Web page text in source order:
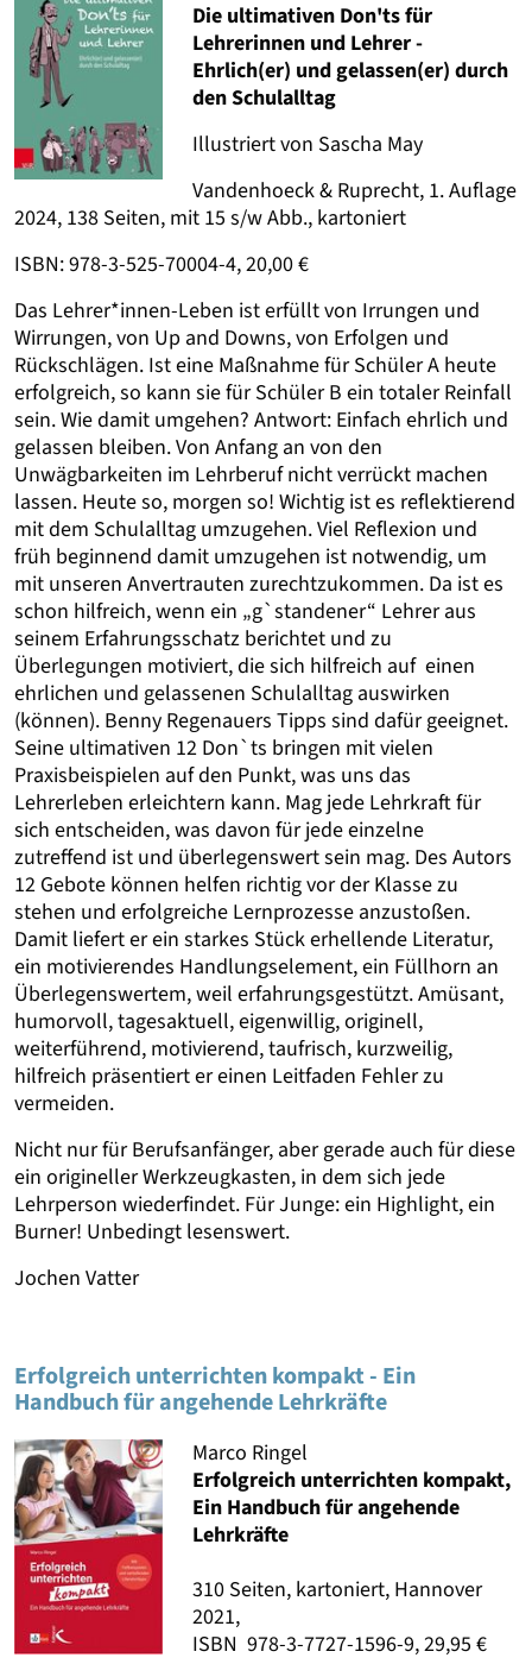
Die ultimativen Don'ts für
Lehrerinnen und Lehrer -
Ehrlich(er) und gelassen(er) durch
den Schulalltag
Illustriert von Sascha May
Vandenhoeck & Ruprecht, 1. Auflage
2024, 138 Seiten, mit 15 s/w Abb., kartoniert
ISBN: 978-3-525-70004-4, 20,00 €
Das Lehrer*innen-Leben ist erfüllt von Irrungen und
Wirrungen, von Up and Downs, von Erfolgen und
Rückschlägen. Ist eine Maßnahme für Schüler A heute
erfolgreich, so kann sie für Schüler B ein totaler Reinfall
sein. Wie damit umgehen? Antwort: Einfach ehrlich und
gelassen bleiben. Von Anfang an von den
Unwägbarkeiten im Lehrberuf nicht verrückt machen
lassen. Heute so, morgen so! Wichtig ist es reflektierend
mit dem Schulalltag umzugehen. Viel Reflexion und
früh beginnend damit umzugehen ist notwendig, um
mit unseren Anvertrauten zurechtzukommen. Da ist es
schon hilfreich, wenn ein „g`standener“ Lehrer aus
seinem Erfahrungsschatz berichtet und zu
Überlegungen motiviert, die sich hilfreich auf einen
ehrlichen und gelassenen Schulalltag auswirken
(können). Benny Regenauers Tipps sind dafür geeignet.
Seine ultimativen 12 Don`ts bringen mit vielen
Praxisbeispielen auf den Punkt, was uns das
Lehrerleben erleichtern kann. Mag jede Lehrkraft für
sich entscheiden, was davon für jede einzelne
zutreffend ist und überlegenswert sein mag. Des Autors
12 Gebote können helfen richtig vor der Klasse zu
stehen und erfolgreiche Lernprozesse anzustoßen.
Damit liefert er ein starkes Stück erhellende Literatur,
ein motivierendes Handlungselement, ein Füllhorn an
Überlegenswertem, weil erfahrungsgestützt. Amüsant,
humorvoll, tagesaktuell, eigenwillig, originell,
weiterführend, motivierend, taufrisch, kurzweilig,
hilfreich präsentiert er einen Leitfaden Fehler zu
vermeiden.
Nicht nur für Berufsanfänger, aber gerade auch für diese
ein origineller Werkzeugkasten, in dem sich jede
Lehrperson wiederfindet. Für Junge: ein Highlight, ein
Burner! Unbedingt lesenswert.
Jochen Vatter
Erfolgreich unterrichten kompakt - Ein
Handbuch für angehende Lehrkräfte
Marco Ringel
Erfolgreich unterrichten kompakt,
Ein Handbuch für angehende
Lehrkräfte
310 Seiten, kartoniert, Hannover
2021,
ISBN 978-3-7727-1596-9, 29,95 €